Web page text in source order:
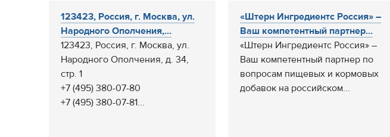
123423, Россия, г. Москва, ул.
Народного Ополчения,...
123423, Россия, г. Москва, ул.
Народного Ополчения, д. 34,
стр. 1
+7 (495) 380-07-80
+7 (495) 380-07-81...
«Штерн Ингредиентс Россия» –
Ваш компетентный партнер...
«Штерн Ингредиентс Россия» –
Ваш компетентный партнер по
вопросам пищевых и кормовых
добавок на российском...